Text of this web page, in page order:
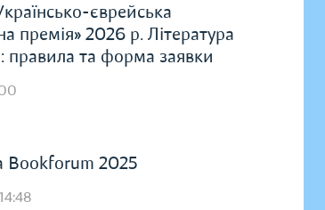
єврейська
премія» 2026 р. Література
правила та форма заявки
Bookforum 2025